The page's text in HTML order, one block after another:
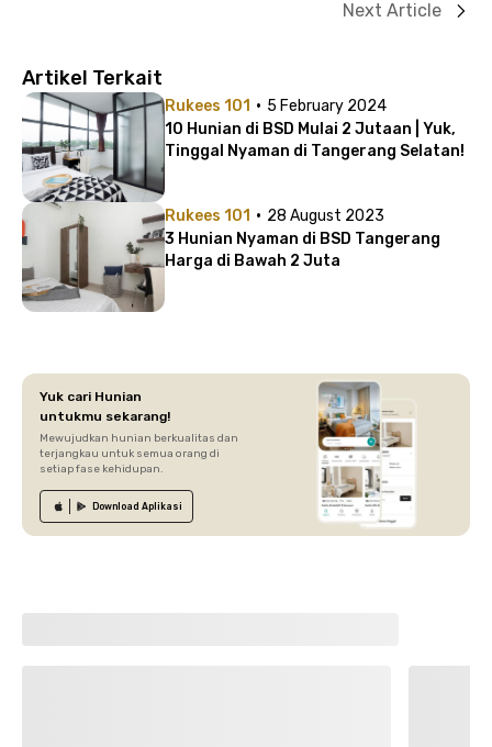
Next Article
Artikel Terkait
Rukees 101 · 5 February 2024
10 Hunian di BSD Mulai 2 Jutaan | Yuk,
Tinggal Nyaman di Tangerang Selatan!
Rukees 101 · 28 August 2023
3 Hunian Nyaman di BSD Tangerang
Harga di Bawah 2 Juta
Yuk cari Hunian
untukmu sekarang!
Mewujudkan hunian berkualitas dan
terjangkau untuk semua orang di
setiap fase kehidupan.
Download Aplikasi